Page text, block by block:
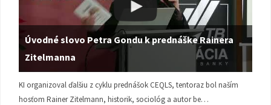
Úvodné slovo Petra Gondu k prednáške Rainera
Zitelmanna
KI organizoval ďalšiu z cyklu prednášok CEQLS, tentoraz bol naším
hosťom Rainer Zitelmann, historik, sociológ a autor be…